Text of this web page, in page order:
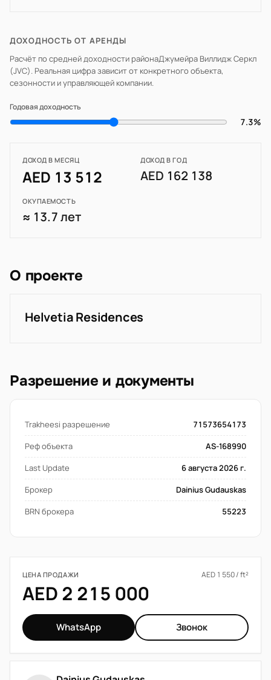
ДОХОДНОСТЬ ОТ АРЕНДЫ
Расчёт по средней доходности районаДжумейра Виллидж Серкл
(JVC). Реальная цифра зависит от конкретного объекта,
сезонности и управляющей компании.
Годовая доходность
7.3%
ДОХОД В МЕСЯЦ
AED 13 512
ДОХОД В ГОД
AED 162 138
ОКУПАЕМОСТЬ
≈ 13.7 лет
О проекте
Helvetia Residences
Разрешение и документы
Trakheesi разрешение
71573654173
Реф объекта
AS-168990
Last Update
6 августа 2026 г.
Брокер
Dainius Gudauskas
BRN брокера
55223
ЦЕНА ПРОДАЖИ AED 1 550 / ft²
AED 2 215 000
WhatsApp Звонок